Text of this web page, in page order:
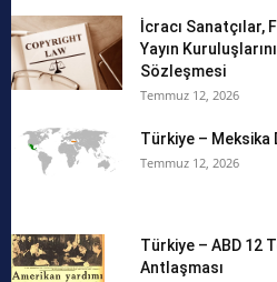
İcracı Sanatçılar,
Yayın
Sözleşmesi
Temmuz 12, 2026
Türkiye – Meksika
Temmuz 12, 2026
Türkiye – ABD 12
Antlaşması